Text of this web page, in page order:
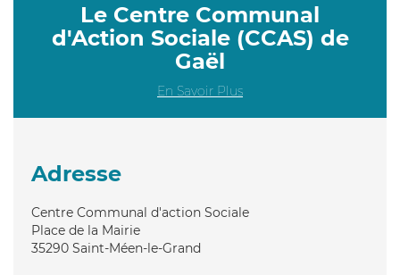
Le Centre Communal
d'Action Sociale (CCAS) de
Gaël
En Savoir Plus
Adresse
Centre Communal d'action Sociale
Place de la Mairie
35290 Saint-Méen-le-Grand